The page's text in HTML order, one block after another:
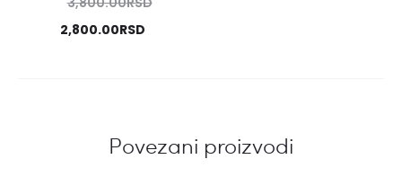
2,800.00RSD
Povezani proizvodi